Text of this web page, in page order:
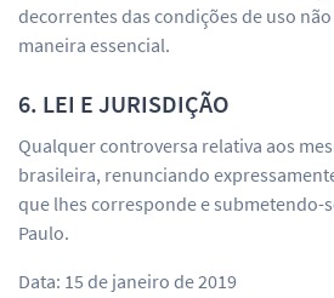
decorrentes das condições de uso
maneira essencial.
6. LEI E JURISDIÇÃO
Qualquer controversa relativa aos
brasileira, renunciando
que lhes corresponde e submetendo-
Paulo.
Data: 15 de janeiro de 2019